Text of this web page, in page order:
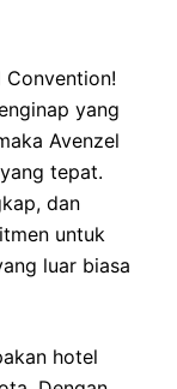
Convention!
yang
Avenzel
tepat.
dan
untuk
luar biasa
hotel